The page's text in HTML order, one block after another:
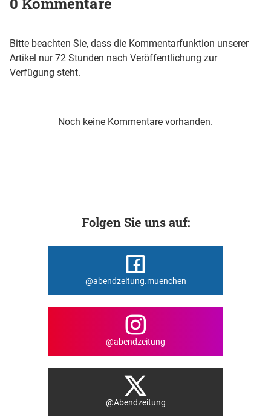
Bitte beachten Sie, dass die Kommentarfunktion unserer
Artikel nur 72 Stunden nach Veröffentlichung zur
Verfügung steht.
Noch keine Kommentare vorhanden.
Folgen Sie uns auf:
@abendzeitung.muenchen
@abendzeitung
@Abendzeitung